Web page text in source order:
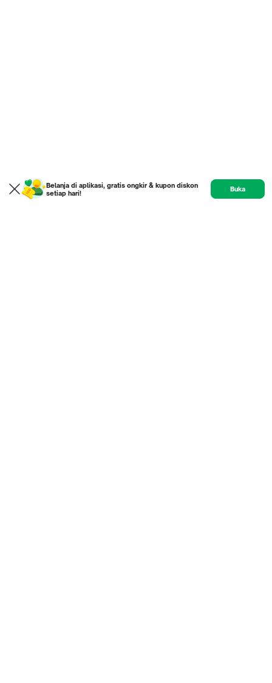
Belanja di aplikasi, gratis ongkir & kupon diskon
setiap hari!
Buka